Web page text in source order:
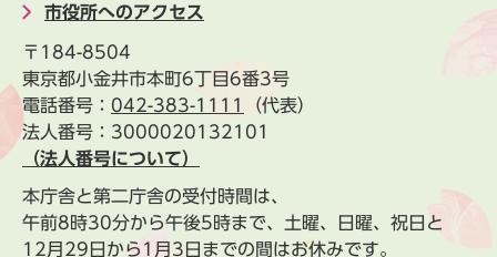
市役所へのアクセス
〒184-8504
東京都小金井市本町6丁目6番3号
電話番号： 042-383-1111
（代表）
法人番号：3000020132101
（法人番号について）
本庁舎と第二庁舎の受付時間は、
午前8時30分から午後5時まで、土曜、日曜、祝日と
12月29日から1月3日までの間はお休みです。